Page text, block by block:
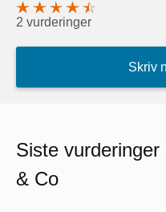
2 vurderinger
Skriv
Siste
& Co